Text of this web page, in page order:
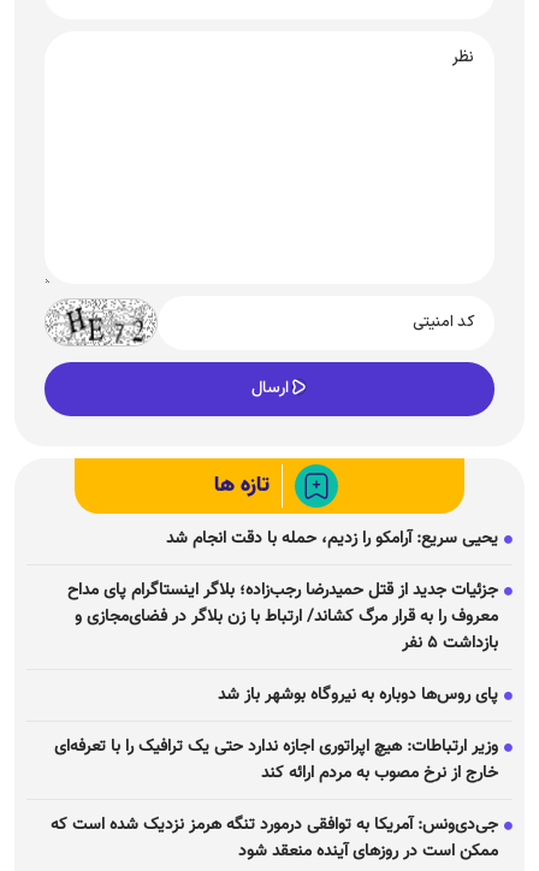
تازه ها
یحیی سریع: آرامکو را زدیم، حمله با دقت انجام شد
جزئیات جدید از قتل حمیدرضا رجب‌زاده؛ بلاگر اینستاگرام پای مداح
معروف را به قرار مرگ کشاند/ ارتباط با زن بلاگر در فضای‌مجازی و
بازداشت ۵ نفر
پای روس‌ها دوباره به نیروگاه بوشهر باز شد
وزیر ارتباطات: هیچ اپراتوری اجازه ندارد حتی یک ترافیک را با تعرفه‌ای
خارج از نرخ مصوب به مردم ارائه کند
جی‌دی‌ونس: آمریکا به توافقی درمورد تنگه هرمز نزدیک شده است که
ممکن است در روز‌های آینده منعقد شود